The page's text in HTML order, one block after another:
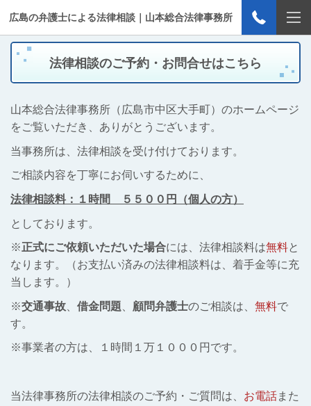
広島の弁護士による法律相談｜山本総合法律事務所
法律相談のご予約・お問合せはこちら
山本総合法律事務所（広島市中区大手町）のホームページ
をご覧いただき、ありがとうございます。
当事務所は、法律相談を受け付けております。
ご相談内容を丁寧にお伺いするために、
法律相談料：１時間 ５５００円（個人の方）
としております。
※正式にご依頼いただいた場合には、法律相談料は無料と
なります。（お支払い済みの法律相談料は、着手金等に充
当します。）
※交通事故 借金問題 顧問弁護士のご相談は、 無料で
す。
※事業者の方は、１時間１万１０００円です。
当法律事務所の法律相談のご予約・ご質問は、 お電話また